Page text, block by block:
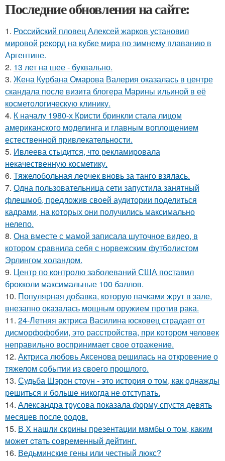
Последние обновления на сайте:
1. Российский пловец Алексей жарков установил
мировой рекорд на кубке мира по зимнему плаванию в
Аргентине.
2. 13 лет на шее - буквально.
3. Жена Курбана Омарова Валерия оказалась в центре
скандала после визита блогера Марины ильиной в её
косметологическую клинику.
4. К началу 1980-х Кристи бринкли стала лицом
американского моделинга и главным воплощением
естественной привлекательности.
5. Ивлеева стыдится, что рекламировала
некачественную косметику.
6. Тяжелобольная лерчек вновь за танго взялась.
7. Одна пользовательница сети запустила занятный
флешмоб, предложив своей аудитории поделиться
кадрами, на которых они получились максимально
нелепо.
8. Она вместе с мамой записала шуточное видео, в
котором сравнила себя с норвежским футболистом
Эрлингом холандом.
9. Центр по контролю заболеваний США поставил
брокколи максимальные 100 баллов.
10. Популярная добавка, которую пачками жрут в зале,
внезапно оказалась мощным оружием против рака.
11. 24-Летняя актриса Василина юсковец страдает от
дисморфофобии, это расстройства, при котором человек
неправильно воспринимает свое отражение.
12. Актриса любовь Аксенова решилась на откровение о
тяжелом событии из своего прошлого.
13. Судьба Шэрон стоун - это история о том, как однажды
решиться и больше никогда не отступать.
14. Александра трусова показала форму спустя девять
месяцев после родов.
15. В X нашли скрины презентации мaмбы о том, каким
может cтaть совpеменный дейтинг.
16. Ведьминские гены или честный люкс?